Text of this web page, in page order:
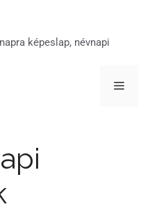
képeslap, névnapi
Menü